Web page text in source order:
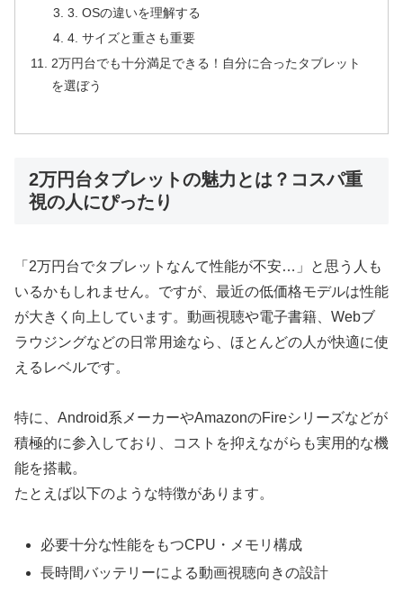
3. OSの違いを理解する
4. サイズと重さも重要
2万円台でも十分満足できる！自分に合ったタブレット
を選ぼう
2万円台タブレットの魅力とは？コスパ重
視の人にぴったり
「2万円台でタブレットなんて性能が不安…」と思う人も
いるかもしれません。ですが、最近の低価格モデルは性能
が大きく向上しています。動画視聴や電子書籍、Webブ
ラウジングなどの日常用途なら、ほとんどの人が快適に使
えるレベルです。
特に、Android系メーカーやAmazonのFireシリーズなどが
積極的に参入しており、コストを抑えながらも実用的な機
能を搭載。
たとえば以下のような特徴があります。
必要十分な性能をもつCPU・メモリ構成
長時間バッテリーによる動画視聴向きの設計